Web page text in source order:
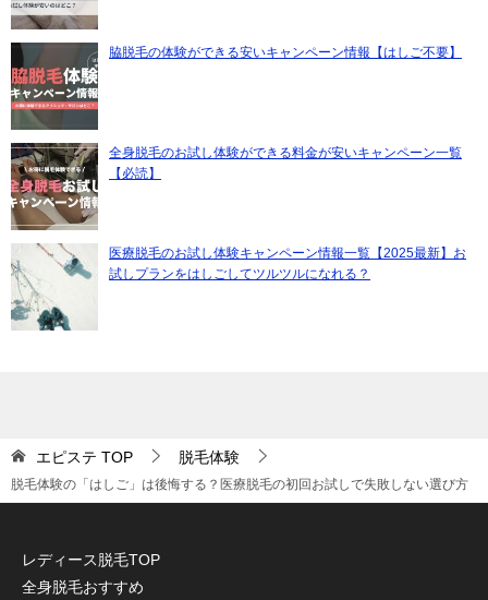
脇脱毛の体験ができる安いキャンペーン情報【はしご不要】
全身脱毛のお試し体験ができる料金が安いキャンペーン一覧
【必読】
医療脱毛のお試し体験キャンペーン情報一覧【2025最新】お
試しプランをはしごしてツルツルになれる？
エピステ TOP 脱毛体験
脱毛体験の「はしご」は後悔する？医療脱毛の初回お試しで失敗しない選び方
レディース脱毛TOP
全身脱毛おすすめ